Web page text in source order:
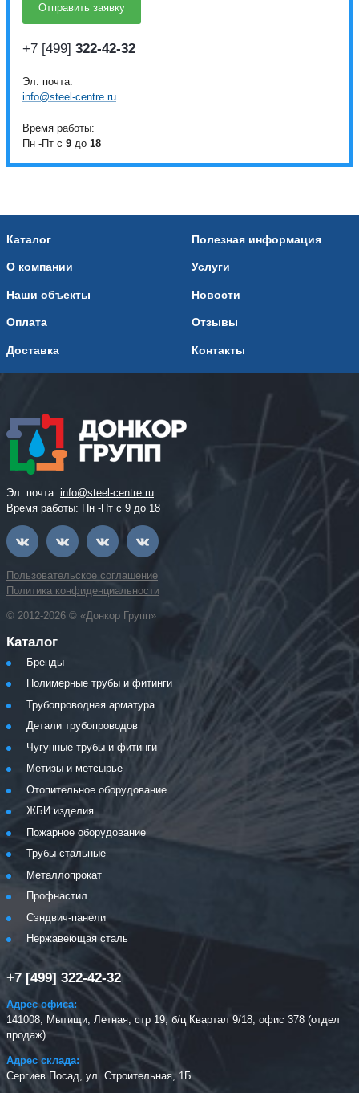
+7 [499] 322-42-32
Эл. почта:
info@steel-centre.ru
Время работы:
Пн -Пт с 9 до 18
Каталог
О компании
Наши объекты
Оплата
Доставка
Полезная информация
Услуги
Новости
Отзывы
Контакты
Эл. почта: info@steel-centre.ru
Время работы: Пн -Пт с 9 до 18
Пользовательское соглашение
Политика конфиденциальности
© 2012-2026 © «Донкор Групп»
Каталог
Бренды
Полимерные трубы и фитинги
Трубопроводная арматура
Детали трубопроводов
Чугунные трубы и фитинги
Метизы и метсырье
Отопительное оборудование
ЖБИ изделия
Пожарное оборудование
Трубы стальные
Металлопрокат
Профнастил
Сэндвич-панели
Нержавеющая сталь
+7 [499] 322-42-32
Адрес офиса:
141008, Мытищи, Летная, стр 19, б/ц Квартал 9/18, офис 378 (отдел
продаж)
Адрес склада:
Сергиев Посад, ул. Строительная, 1Б